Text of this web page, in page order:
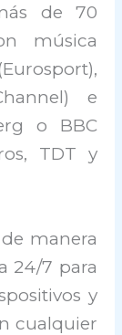
de 70
música
e
o BBC
TDT y
manera
24/7 para
y
cualquier